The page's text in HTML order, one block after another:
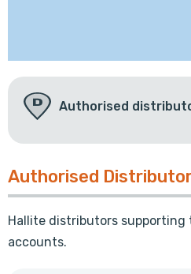
Authorised
Authorised
Hallite distributors supporting
accounts.